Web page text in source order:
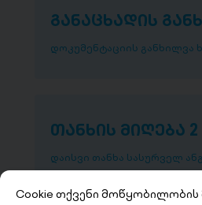
განაცხადის
დოკუმენტაციის განხილვა
თანხის მიღება
დაისვი თანხა სასურველ
Cookie თქვენი მოწყობილობის